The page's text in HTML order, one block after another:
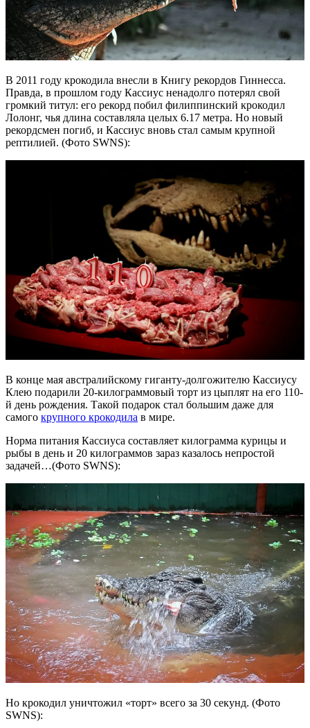
В 2011 году крокодила внесли в Книгу рекордов Гиннесса.
Правда, в прошлом году Кассиус ненадолго потерял свой
громкий титул: его рекорд побил филиппинский крокодил
Лолонг, чья длина составляла целых 6.17 метра. Но новый
рекордсмен погиб, и Кассиус вновь стал самым крупной
рептилией. (Фото SWNS):
В конце мая австралийскому гиганту-долгожителю Кассиусу
Клею подарили 20-килограммовый торт из цыплят на его 110-
й день рождения. Такой подарок стал большим даже для
самого крупного крокодила в мире.
Норма питания Кассиуса составляет килограмма курицы и
рыбы в день и 20 килограммов зараз казалось непростой
задачей…(Фото SWNS):
Но крокодил уничтожил «торт» всего за 30 секунд. (Фото
SWNS):